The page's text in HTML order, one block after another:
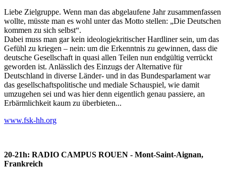
Liebe Zielgruppe. Wenn man das abgelaufene Jahr zusammenfassen
wollte, müsste man es wohl unter das Motto stellen: „Die Deutschen
kommen zu sich selbst“.
Dabei muss man gar kein ideologiekritischer Hardliner sein, um das
Gefühl zu kriegen – nein: um die Erkenntnis zu gewinnen, dass die
deutsche Gesellschaft in quasi allen Teilen nun endgültig verrückt
geworden ist. Anlässlich des Einzugs der Alternative für
Deutschland in diverse Länder- und in das Bundesparlament war
das gesellschaftspolitische und mediale Schauspiel, wie damit
umzugehen sei und was hier denn eigentlich genau passiere, an
Erbärmlichkeit kaum zu überbieten...
www.fsk-hh.org
20-21h: RADIO CAMPUS ROUEN - Mont-Saint-Aignan,
Frankreich